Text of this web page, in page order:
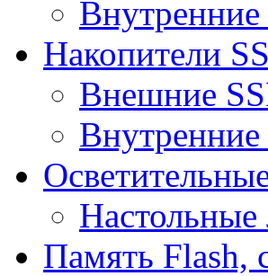
Накопители
Внешние
Внутренние
Память Flash,